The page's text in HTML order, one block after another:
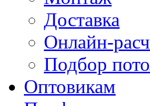
Доставка
Онлайн-
Подбор
Оптовикам